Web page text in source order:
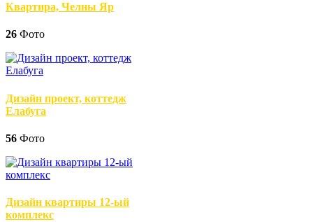
Квартира, Челны Яр
26 Фото
Дизайн проект, коттедж
Елабуга
56 Фото
Дизайн квартиры 12-ый
комплекс